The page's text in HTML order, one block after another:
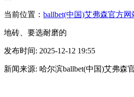
当前位置： ballbet(中国)艾弗森官方网
地砖、要选耐磨的
发布时间: 2025-12-12 19:55
新闻来源: 哈尔滨ballbet(中国)艾弗森